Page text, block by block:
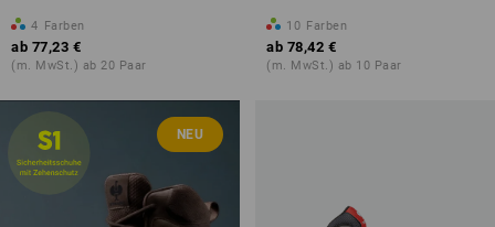
4 Farben
ab 77,23 €
(m. MwSt.) ab 20 Paar
10 Farben
ab 78,42 €
(m. MwSt.) ab 10 Paar
NEU